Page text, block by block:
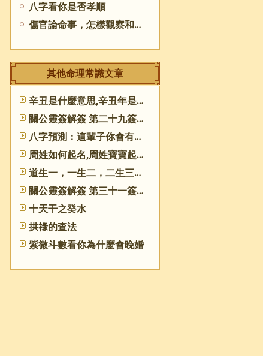
八字看你是否孝順
傷官論命事，怎樣觀察和分析傷官
其他命理常識文章
辛丑是什麼意思,辛丑年是哪一年
關公靈簽解簽 第二十九簽 丙壬 上吉
八字預測：這輩子你會有哪些遺憾
周姓如何起名,周姓寶寶起什麼名字好聽​
道生一，一生二，二生三與五行相生相克的關系
關公靈簽解簽 第三十一簽 丁甲 中吉
十天干之癸水
拱祿的查法
紫微斗數看你為什麼會晚婚